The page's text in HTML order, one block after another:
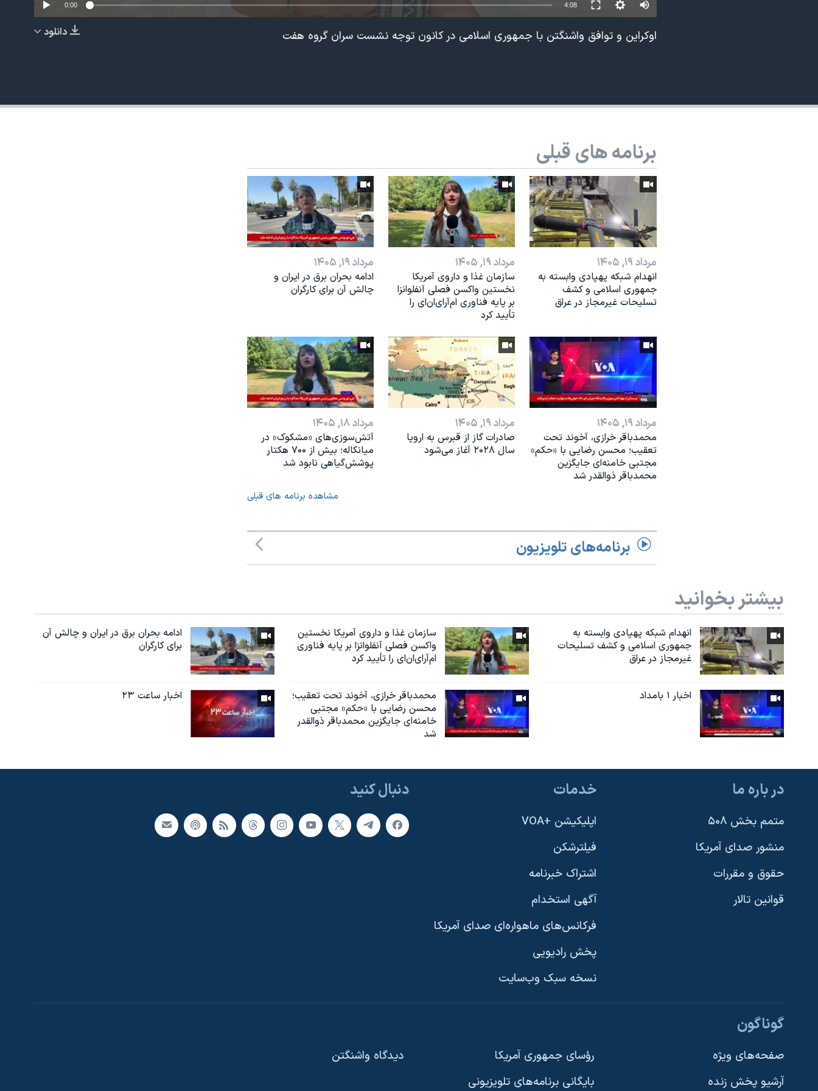
دنبال کنید
EMBED
Auto
240p
360p
720p
1080p
0:00 4:08
دانلود اوکراین و توافق واشنگتن با جمهوری اسلامی در کانون توجه نشست سران گروه هفت
برنامه های قبلی
مرداد ۱۹, ۱۴۰۵
انهدام شبکه پهپادی وابسته به
جمهوری اسلامی و کشف
تسلیحات غیرمجاز در عراق
مرداد ۱۹, ۱۴۰۵
سازمان غذا و داروی آمریکا
نخستین واکسن فصلی آنفلوانزا
بر پایه فناوری ام‌آر‌ای‌ان‌ای را
تأیید کرد
مرداد ۱۹, ۱۴۰۵
ادامه بحران برق در ایران و
چالش آن برای کارگران
مرداد ۱۹, ۱۴۰۵
محمدباقر خرازی، آخوند تحت
تعقیب؛ محسن رضایی با «حکم»
مجتبی خامنه‌ای جایگزین
محمدباقر ذوالقدر شد
مرداد ۱۹, ۱۴۰۵
صادرات گاز از قبرس به اروپا
سال ۲۰۲۸ آغاز می‌شود
مرداد ۱۸, ۱۴۰۵
آتش‌سوزی‌های «مشکوک» در
میانکاله؛ بیش از ۷۰۰ هکتار
پوشش‌گیاهی نابود شد
مشاهده برنامه های قبلی
برنامه‌های تلویزیون
بیشتر بخوانید
انهدام شبکه پهپادی وابسته به
جمهوری اسلامی و کشف تسلیحات
غیرمجاز در عراق
سازمان غذا و داروی آمریکا نخستین
واکسن فصلی آنفلوانزا بر پایه فناوری
ام‌آر‌ای‌ان‌ای را تأیید کرد
ادامه بحران برق در ایران و چالش آن
برای کارگران
اخبار ۱ بامداد
محمدباقر خرازی، آخوند تحت تعقیب؛
محسن رضایی با «حکم» مجتبی
خامنه‌ای جایگزین محمدباقر ذوالقدر
شد
اخبار ساعت ۲۳
دنبال کنید در باره ما
متمم بخش ۵۰۸
منشور صدای آمریکا
حقوق و مقررات
قوانین تالار
خدمات
اپلیکیشن +VOA
فیلترشکن
اشتراک خبرنامه
آگهی استخدام
فرکانس‌های ماهواره‌ای صدای آمریکا
پخش رادیویی
نسخه سبک وب‌سایت
گوناگون
صفحه‌های ویژه
آرشیو پخش زنده
رؤسای جمهوری آمریکا
بایگانی برنامه‌های تلویزیونی
دیدگاه‌ واشنگتن